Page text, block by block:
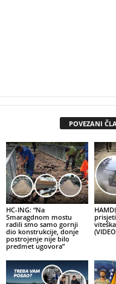
POVEZANI
HC-ING: “Na
Smaragdnom mostu
radili smo samo gornji
dio konstrukcije, donje
postrojenje nije bilo
predmet ugovora”